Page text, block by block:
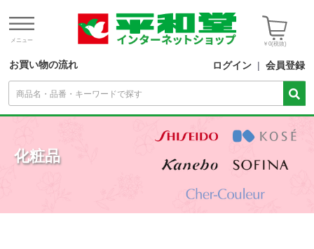
メニュー
￥0(税抜)
お買い物の流れ ログイン | 会員登録
化粧品